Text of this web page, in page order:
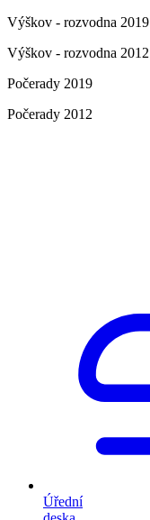
Výškov - rozvodna 2019
Výškov - rozvodna 2012
Počerady 2019
Počerady 2012
Úřední